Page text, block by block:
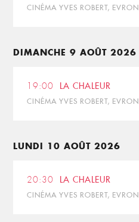
CINÉMA YVES ROBERT, EVRON
DIMANCHE 9 AOÛT 2026
19:00 LA CHALEUR
CINÉMA YVES ROBERT, EVRON
LUNDI 10 AOÛT 2026
20:30 LA CHALEUR
CINÉMA YVES ROBERT, EVRON